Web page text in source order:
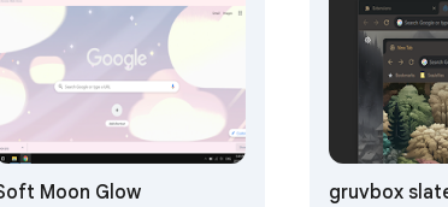
Moon Glow gruvbox